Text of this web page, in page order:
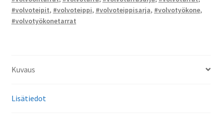
#volvoteipit, #volvoteippi, #volvoteippisarja, #volvotyökone,
#volvotyökonetarrat
Kuvaus
Lisätiedot